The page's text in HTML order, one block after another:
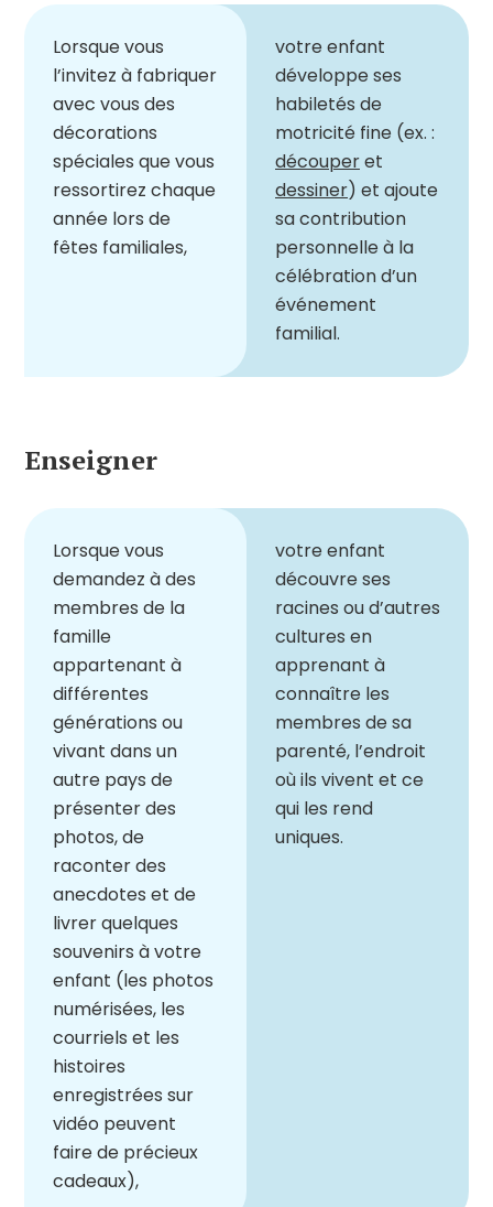
Lorsque vous
l’invitez à fabriquer
avec vous des
décorations
spéciales que vous
ressortirez chaque
année lors de
fêtes familiales,
votre enfant
développe ses
habiletés de
motricité fine (ex. :
découperet
dessiner) et ajoute
sa contribution
personnelle à la
célébration d’un
événement
familial.
Enseigner
Lorsque vous
demandez à des
membres de la
famille
appartenant à
différentes
générations ou
vivant dans un
autre pays de
présenter des
photos, de
raconter des
anecdotes et de
livrer quelques
souvenirs à votre
enfant (les photos
numérisées, les
courriels et les
histoires
enregistrées sur
vidéo peuvent
faire de précieux
cadeaux),
votre enfant
découvre ses
racines ou d’autres
cultures en
apprenant à
connaître les
membres de sa
parenté, l’endroit
où ils vivent et ce
qui les rend
uniques.